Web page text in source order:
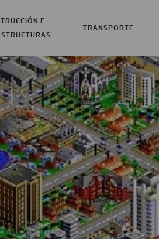
E
TRANSPORTE